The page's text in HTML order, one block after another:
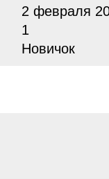
2 февраля
1
Новичок